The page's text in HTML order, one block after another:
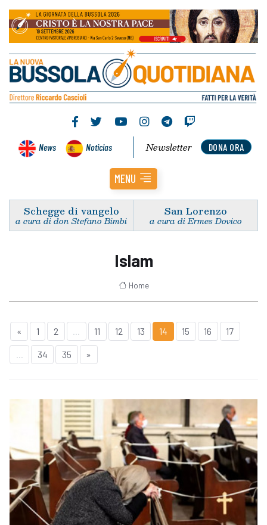
News Noticias DONA ORA
Newsletter
MENU
Schegge di vangelo
a cura di don Stefano Bimbi
San Lorenzo
a cura di Ermes Dovico
Islam
Home
« 1 2 11 12 13 14 15 16 17
... 34 35 »